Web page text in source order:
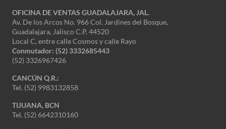
OFICINA DE VENTAS GUADALAJARA, JAL.
Av. De los Arcos No. 966 Col. Jardines del Bosque,
Guadalajara, Jalisco C.P. 44520
Local C, entre calle Cosmos y calle Rayo
Conmutador: (52) 3332685443
(52) 3326967426
CANCÚN Q.R.:
Tel. (52) 9983132858
TIJUANA, BCN
Tel. (52) 6642310160